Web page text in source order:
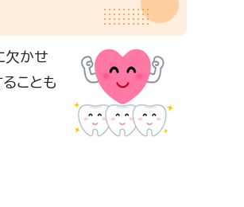
欠かせ
ことも